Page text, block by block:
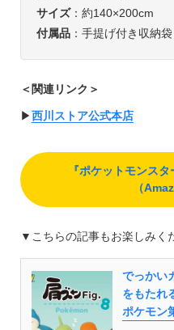
サイズ：約
付属品：手提げ付き収納袋
＜関連リンク＞
▶︎西川ストア公式本店
『ポケットモンス
（
▼こちらの記事もお楽しみく
でっかい
をもたれ
ポケモン